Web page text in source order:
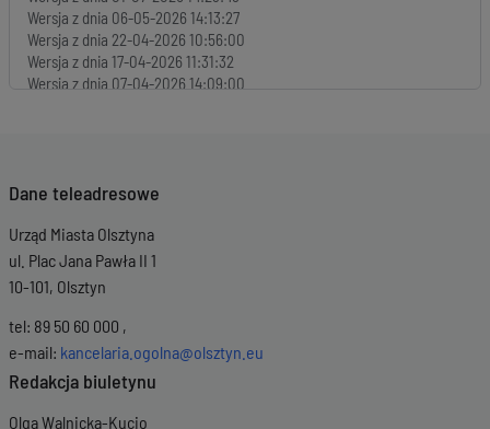
Wersja z dnia 06-05-2026 14:13:27
Wersja z dnia 22-04-2026 10:56:00
Wersja z dnia 17-04-2026 11:31:32
Wersja z dnia 07-04-2026 14:09:00
Wersja z dnia30-10-2025 12:15:01
Wersja z dnia13-10-2025 08:18:17
Wersja z dnia30-09-2025 15:22:03
Wersja z dnia
Wersja z dnia
Wersja z dnia01-09-2025 13:30:55
Wersja z dnia11-08-2025 11:37:19
14-07-2025 20:37:56
Dane teleadresowe
Urząd Miasta Olsztyna
ul. Plac Jana Pawła II 1
10-101, Olsztyn
tel: 89 50 60 000 ,
e-mail: kancelaria.ogolna@olsztyn.eu
Redakcja biuletynu
Olga Walnicka-Kucio